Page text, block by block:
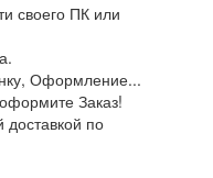
своего ПК или
Оформление...
Заказ!
доставкой по